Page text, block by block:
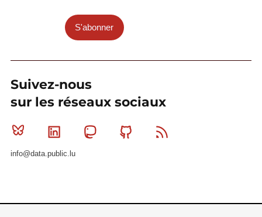
S'abonner
Suivez-nous
sur les réseaux sociaux
Bluesky Linkedin MastodonGithub
info@data.public.lu